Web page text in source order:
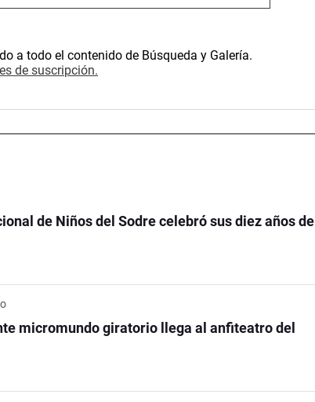
a todo el contenido de Búsqueda y Galería.
de suscripción.
de Niños del Sodre celebró sus diez años de
micromundo giratorio llega al anfiteatro del